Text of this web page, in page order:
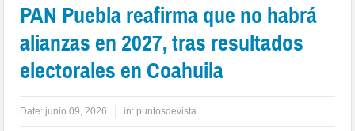
PAN Puebla reafirma que no habrá
alianzas en 2027, tras resultados
electorales en Coahuila
Date: junio 09, 2026 in: puntosdevista